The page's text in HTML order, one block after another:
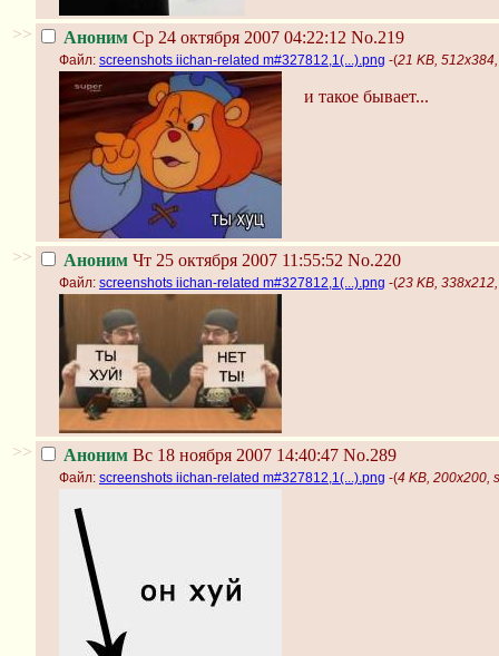
>> Аноним Ср 24 октября 2007 04:22:12 No.219
Файл: screenshots iichan-related m#327812,1(...).png -(21 KB,
и такое бывает...
>> Аноним Чт 25 октября 2007 11:55:52 No.220
Файл: screenshots iichan-related m#327812,1(...).png -(23 KB,
>> Аноним Вс 18 ноября 2007 14:40:47 No.289
Файл: screenshots iichan-related m#327812,1(...).png -(4 KB, 200x200,